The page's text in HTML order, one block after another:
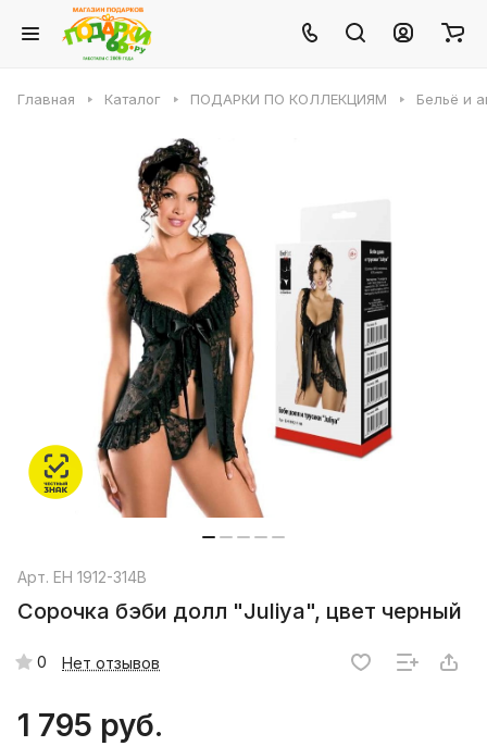
Главная Каталог ПОДАРКИ ПО КОЛЛЕКЦИЯМ Бельё и
Арт. EH 1912-314B
Сорочка бэби долл "Juliya", цвет черный
0 Нет отзывов
1 795 руб.